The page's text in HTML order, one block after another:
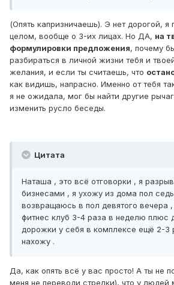
(Опять капризничаешь). Э нет дорогой,
целом, вообще о 3-их лицах. Но ДА, на
формулировки предложения, почему
разбираться в личной жизни тебя и
желания, и если ты считаешь, что
как видишь, напрасно. Именно от тебя
я не ожидала, мог бы найти другие
изменить русло беседы.
Цитата
Наташа , это всё отговорки , я
бизнесами , я ухожу из дома пол
возвращаюсь в пол девятого вечера
фитнес клуб 3-4 раза в неделю плюс
дорожки у себя в комплексе ещё 2-3
нахожу .
Да, как опять всё у вас просто! А ты не
меня не переводи стрелки), что у людей